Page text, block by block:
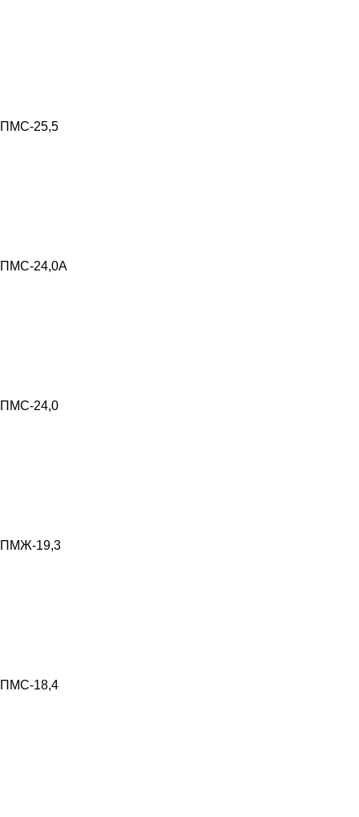
ПМС-25,5
ПМС-24,0А
ПМС-24,0
ПМЖ-19,3
ПМС-18,4